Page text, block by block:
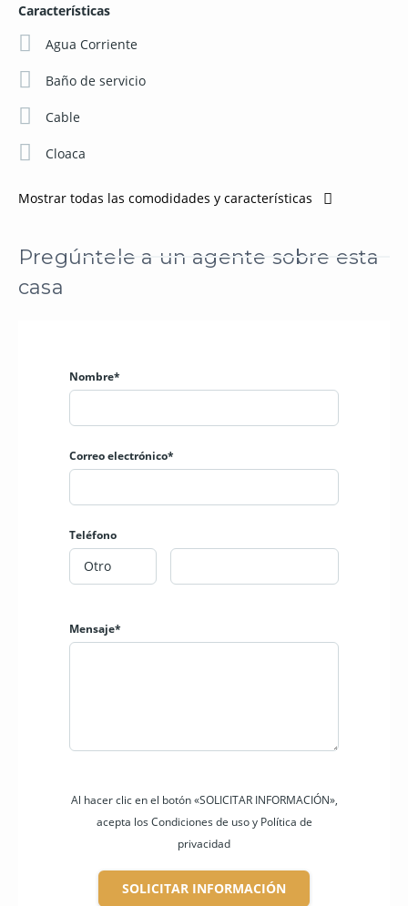
Características
Agua Corriente
Baño de servicio
Cable
Cloaca
Mostrar todas las comodidades y características
Pregúntele a un agente sobre esta
casa
Nombre*
Correo electrónico*
Teléfono
Mensaje*
Al hacer clic en el botón «SOLICITAR INFORMACIÓN»,
acepta los Condiciones de uso y Política de
privacidad
SOLICITAR INFORMACIÓN